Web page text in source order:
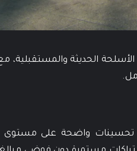
الحديثة
تحسينات واضحة على مستوى